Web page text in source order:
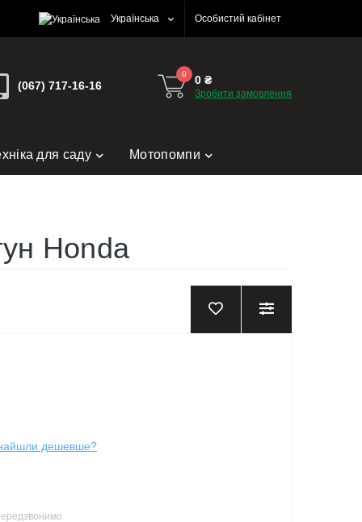
Українська Особистий кабінет
(067) 717-16-16
0 0 ₴
Зробити замовлення
для саду Мотопомпи
Honda
дешевше?